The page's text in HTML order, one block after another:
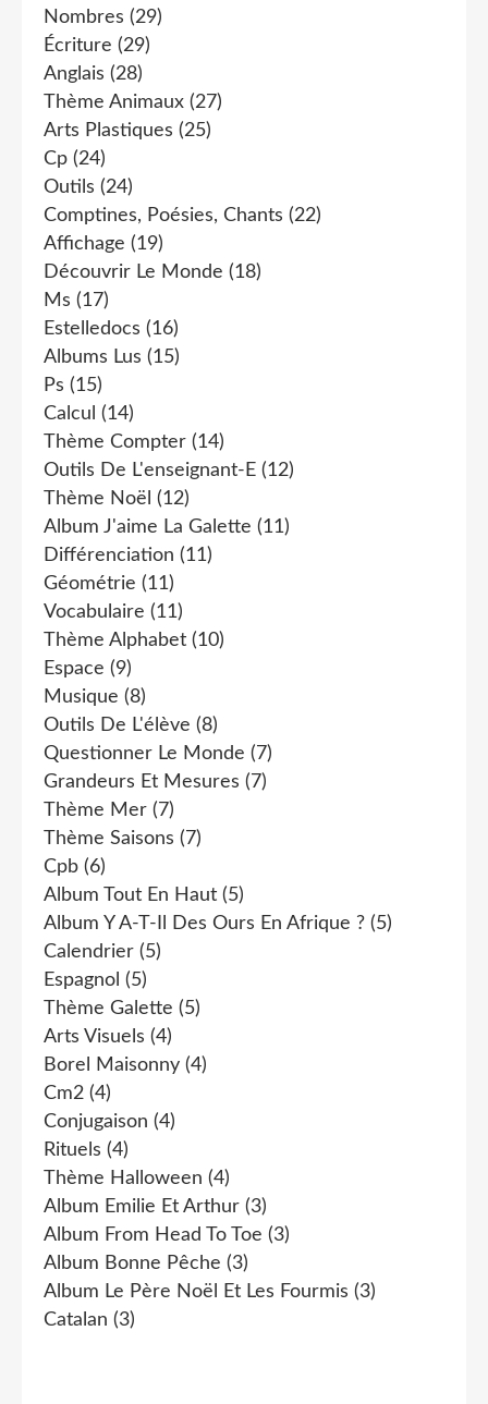
Nombres (29)
Écriture (29)
Anglais (28)
Thème Animaux (27)
Arts Plastiques (25)
Cp (24)
Outils (24)
Comptines, Poésies, Chants (22)
Affichage (19)
Découvrir Le Monde (18)
Ms (17)
Estelledocs (16)
Albums Lus (15)
Ps (15)
Calcul (14)
Thème Compter (14)
Outils De L'enseignant-E (12)
Thème Noël (12)
Album J'aime La Galette (11)
Différenciation (11)
Géométrie (11)
Vocabulaire (11)
Thème Alphabet (10)
Espace (9)
Musique (8)
Outils De L'élève (8)
Questionner Le Monde (7)
Grandeurs Et Mesures (7)
Thème Mer (7)
Thème Saisons (7)
Cpb (6)
Album Tout En Haut (5)
Album Y A-T-Il Des Ours En Afrique ? (5)
Calendrier (5)
Espagnol (5)
Thème Galette (5)
Arts Visuels (4)
Borel Maisonny (4)
Cm2 (4)
Conjugaison (4)
Rituels (4)
Thème Halloween (4)
Album Emilie Et Arthur (3)
Album From Head To Toe (3)
Album Bonne Pêche (3)
Album Le Père Noël Et Les Fourmis (3)
Catalan (3)